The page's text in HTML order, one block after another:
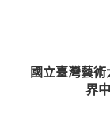
國立臺灣藝
界